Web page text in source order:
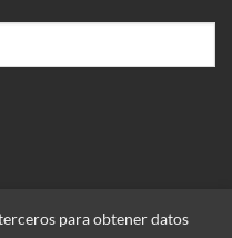
para obtener datos